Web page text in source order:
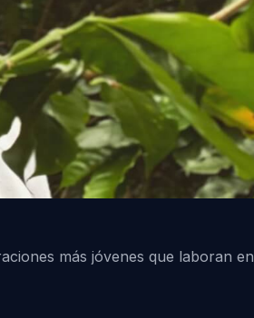
más jóvenes que laboran en